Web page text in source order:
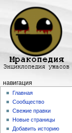
навигация
Главная
Сообщество
Свежие правки
Новые страницы
Добавить историю